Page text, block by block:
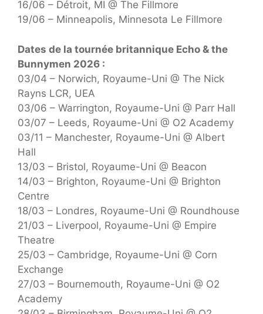
16/06 – Détroit, MI @ The Fillmore
19/06 – Minneapolis, Minnesota Le Fillmore
Dates de la tournée britannique Echo & the
Bunnymen 2026 :
03/04 – Norwich, Royaume-Uni @ The Nick
Rayns LCR, UEA
03/06 – Warrington, Royaume-Uni @ Parr Hall
03/07 – Leeds, Royaume-Uni @ O2 Academy
03/11 – Manchester, Royaume-Uni @ Albert
Hall
13/03 – Bristol, Royaume-Uni @ Beacon
14/03 – Brighton, Royaume-Uni @ Brighton
Centre
18/03 – Londres, Royaume-Uni @ Roundhouse
21/03 – Liverpool, Royaume-Uni @ Empire
Theatre
25/03 – Cambridge, Royaume-Uni @ Corn
Exchange
27/03 – Bournemouth, Royaume-Uni @ O2
Academy